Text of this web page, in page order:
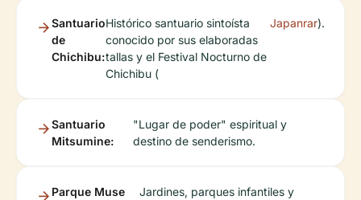
Santuario
de
Chichibu:
Histórico santuario sintoísta
conocido por sus elaboradas
tallas y el Festival Nocturno de
Chichibu (
Japanrar).
Santuario
Mitsumine:
"Lugar de poder" espiritual y
destino de senderismo.
Parque Muse
Jardines, parques infantiles y